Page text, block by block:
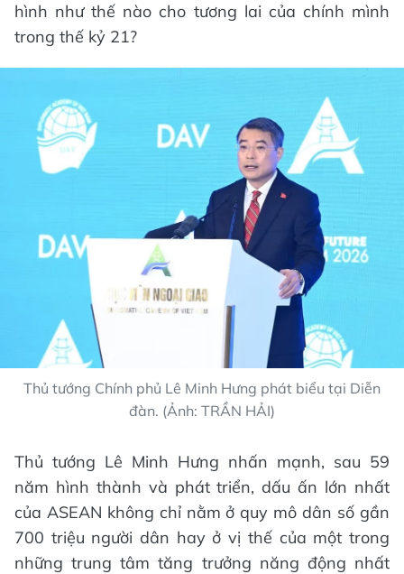
hình như thế nào cho tương lai của chính mình
trong thế kỷ 21?
Thủ tướng Chính phủ Lê Minh Hưng phát biểu tại Diễn
đàn. (Ảnh: TRẦN HẢI)
Thủ tướng Lê Minh Hưng nhấn mạnh, sau 59
năm hình thành và phát triển, dấu ấn lớn nhất
của ASEAN không chỉ nằm ở quy mô dân số gần
700 triệu người dân hay ở vị thế của một trong
những trung tâm tăng trưởng năng động nhất